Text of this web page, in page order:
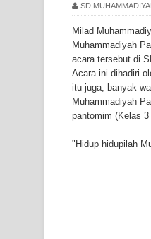
SD
Milad
Muhammadiyah
acara tersebut di
Acara ini dihadiri
itu juga, banyak
Muhammadiyah
pantomim (Kelas 3
"Hidup hidupilah